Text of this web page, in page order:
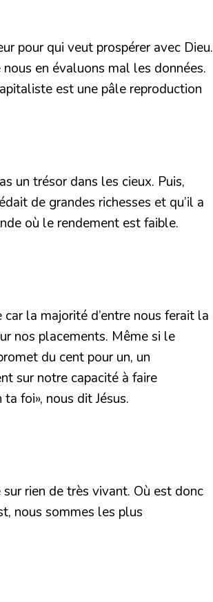
pour qui veut prospérer avec Dieu.
en évaluons mal les données.
est une pâle reproduction
un trésor dans les cieux. Puis,
de grandes richesses et qu’il a
où le rendement est faible.
la majorité d’entre nous ferait la
nos placements. Même si le
du cent pour un, un
sur notre capacité à faire
ta foi», nous dit Jésus.
rien de très vivant. Où est donc
nous sommes les plus